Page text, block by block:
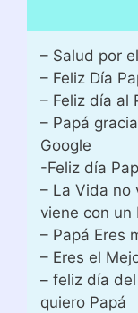
– Salud por
– Feliz Día
– Feliz día al
– Papá
Google
-Feliz día
– La Vida no
viene con un
– Papá Eres
– Eres el
– feliz día
quiero Papá